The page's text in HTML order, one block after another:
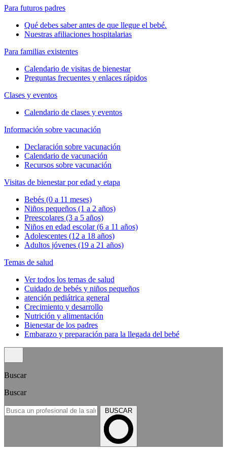
Para futuros padres
Qué debes saber antes de que llegue el bebé.
Nuestras afiliaciones hospitalarias
Para familias existentes
Calendario de visitas de bienestar
Preguntas frecuentes y enlaces rápidos
Clases y eventos
Calendario de clases y eventos
Información sobre vacunación
Declaración sobre vacunación
Calendario de vacunación
Recursos sobre vacunación
Visitas de bienestar por edad y etapa
Bebés (0 a 11 meses)
Niños pequeños (1 a 2 años)
Preescolares (3 a 5 años)
Niños en edad escolar (6 a 11 años)
Adolescentes (12 a 18 años)
Adultos jóvenes (19 a 21 años)
Temas de salud
Ver todos los temas de salud
Cuidado de bebés y niños pequeños
atención pediátrica general
Crecimiento y desarrollo
Nutrición y alimentación
Bienestar de los padres
Embarazo y preparación para la llegada del bebé
Buscar
Buscar
BUSCAR